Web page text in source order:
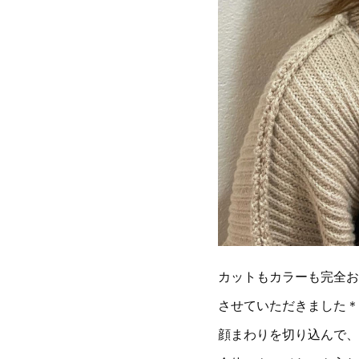
カットもカラーも完全
させていただきました＊
顔まわりを切り込んで、